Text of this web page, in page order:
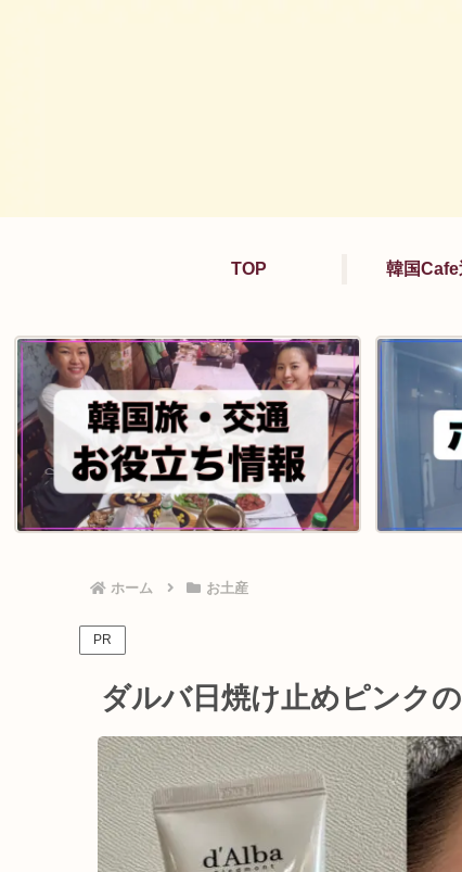
TOP 韓国Cafe
ホーム お土産
PR
ダルバ日焼け止めピンク